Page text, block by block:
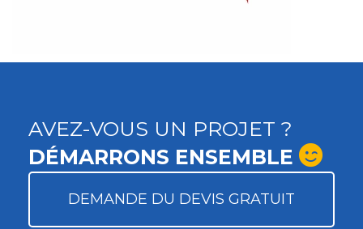
AVEZ-VOUS UN PROJET ?
DÉMARRONS ENSEMBLE
DEMANDE DU DEVIS GRATUIT